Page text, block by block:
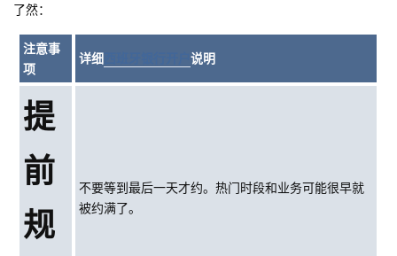
了然：
注意事
项
详细 西班牙银行开户说明
提
前
规
不要等到最后一天才约。热门时段和业务可能很早就
被约满了。